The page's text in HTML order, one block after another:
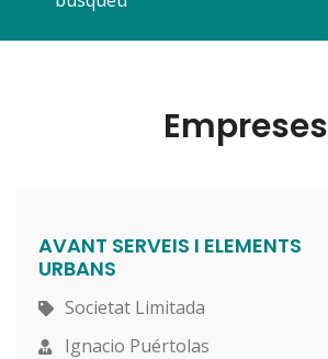
Empreses
AVANT SERVEIS I ELEMENTS
URBANS
Societat Limitada
Ignacio Puértolas